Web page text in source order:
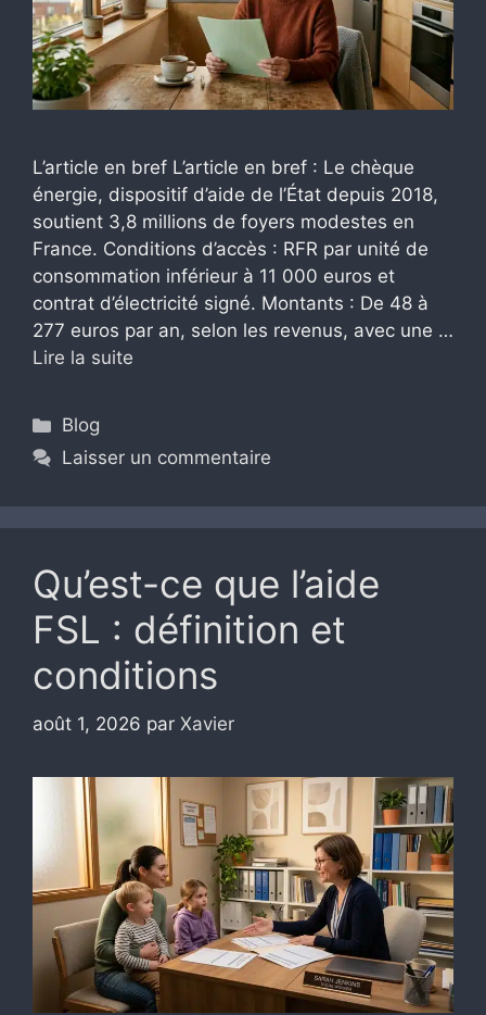
L’article en bref L’article en bref : Le chèque
énergie, dispositif d’aide de l’État depuis 2018,
soutient 3,8 millions de foyers modestes en
France. Conditions d’accès : RFR par unité de
consommation inférieur à 11 000 euros et
contrat d’électricité signé. Montants : De 48 à
277 euros par an, selon les revenus, avec une …
Lire la suite
Catégories
Blog
Laisser un commentaire
Qu’est-ce que l’aide
FSL : définition et
conditions
août 1, 2026 par Xavier